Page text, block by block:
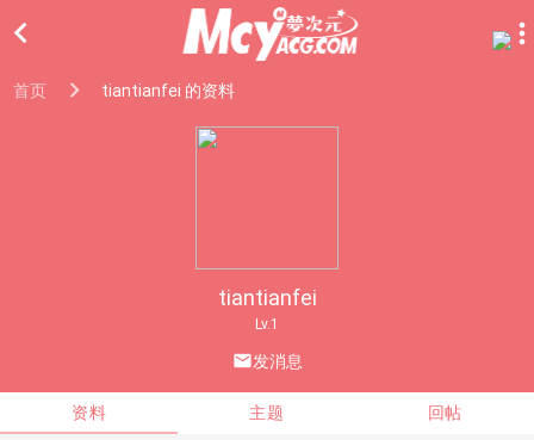

首页 tiantianfei 的资料
tiantianfei
Lv.1
发消息
资料 主题 回帖